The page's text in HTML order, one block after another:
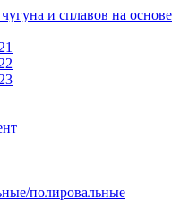
и сплавов на основе
полировальные